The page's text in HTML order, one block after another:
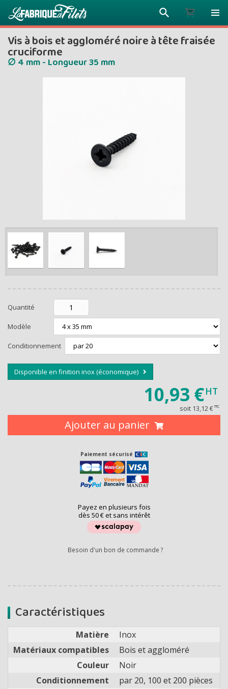
Montants et
de -5%
Prix
RECEVEZ
Vis à bois et aggloméré noire à tête fraisée
cruciforme
∅ 4 mm - Longueur 35 mm
Quantité
Modèle
Conditionnement
Disponible en finition inox (économique)
10,93 €HT
soit 13,12 € TTC
Ajouter au panier
Paiement sécurisé
Payez en plusieurs fois
dès 50 € et sans intérêt
Besoin d'un bon de commande ?
Caractéristiques
Matière
Inox
Matériaux compatibles
Bois et aggloméré
Couleur
Noir
Conditionnement
par 20, 100 et 200 pièces